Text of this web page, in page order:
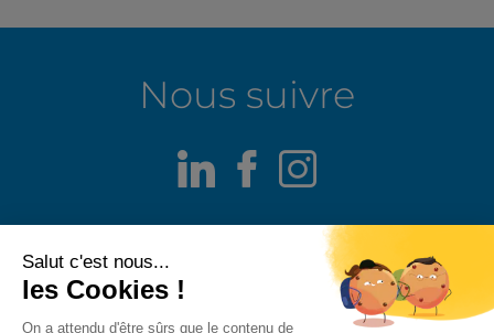
Nous suivre
LinkedIn
Facebook
Instagram